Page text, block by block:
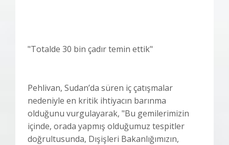
"Totalde 30 bin çadır temin ettik"
Pehlivan, Sudan’da süren iç çatışmalar
nedeniyle en kritik ihtiyacın barınma
olduğunu vurgulayarak, "Bu gemilerimizin
içinde, orada yapmış olduğumuz tespitler
doğrultusunda, Dışişleri Bakanlığımızın,